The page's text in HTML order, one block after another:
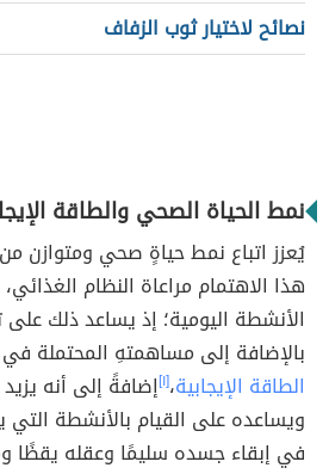
نصائح لاختيار ثوب الزفاف
نمط الحياة الصحي والطاقة
يُعزز اتباع نمط حياةٍ صحي ومتوازن
هذا الاهتمام مراعاة النظام
الأنشطة اليومية؛ إذ يساعد ذلك على
بالإضافة إلى مساهمتهِ المحتملة في
الطاقة الإيجابية،[١] إضافةً إلى أنه
ويساعده على القيام بالأنشطة التي
في إبقاء جسده سليمًا وعقله يقظًا